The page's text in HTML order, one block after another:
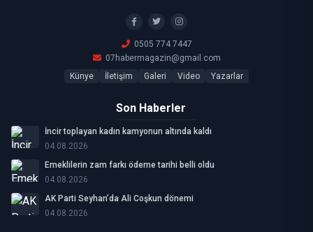
0505 774 7447
07habermagazin@gmail.com
Künye
İletişim Galeri Video Yazarlar
Son Haberler
İncir toplayan kadın kamyonun altında kaldı
04.08.2026
Emeklilerin zam farkı ödeme tarihi belli oldu
04.08.2026
AK Parti Seyhan’da Ali Coşkun dönemi
04.08.2026